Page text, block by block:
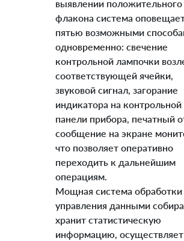
выявлении положительного
флакона система
пятью возможными
одновременно: свечение
контрольной лампочки
соответствующей ячейки,
звуковой сигнал, загорание
индикатора на контрольной
панели прибора, печатный
сообщение на экране
что позволяет оперативно
переходить к дальнейшим
операциям.
Мощная система обработки
управления данными
хранит статистическую
информацию, осуществляет